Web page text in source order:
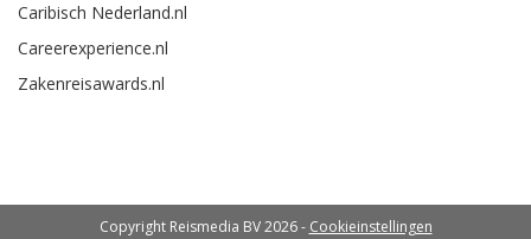
Caribisch Nederland.nl
Careerexperience.nl
Zakenreisawards.nl
Copyright Reismedia BV 2026 - Cookieinstellingen